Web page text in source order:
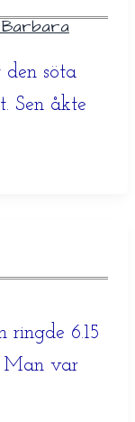
söta
Sen åkte
ringde 6.15
Man var